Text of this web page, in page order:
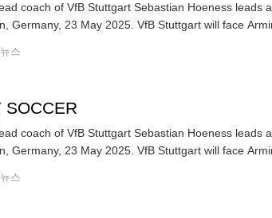
coach of VfB Stuttgart Sebastian Hoeness leads
Germany, 23 May 2025. VfB Stuttgart will face
스
SOCCER
coach of VfB Stuttgart Sebastian Hoeness leads
Germany, 23 May 2025. VfB Stuttgart will face
스